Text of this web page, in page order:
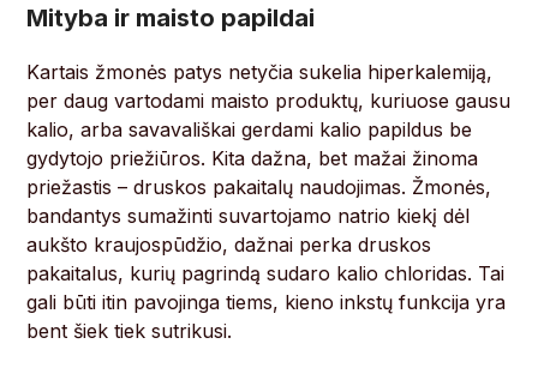
Mityba ir maisto papildai
Kartais žmonės patys netyčia sukelia hiperkalemiją,
per daug vartodami maisto produktų, kuriuose gausu
kalio, arba savavališkai gerdami kalio papildus be
gydytojo priežiūros. Kita dažna, bet mažai žinoma
priežastis – druskos pakaitalų naudojimas. Žmonės,
bandantys sumažinti suvartojamo natrio kiekį dėl
aukšto kraujospūdžio, dažnai perka druskos
pakaitalus, kurių pagrindą sudaro kalio chloridas. Tai
gali būti itin pavojinga tiems, kieno inkstų funkcija yra
bent šiek tiek sutrikusi.